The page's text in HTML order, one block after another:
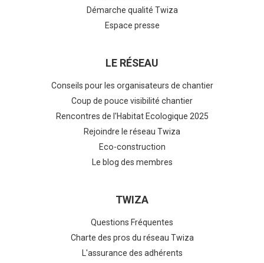
Démarche qualité Twiza
Espace presse
LE RÉSEAU
Conseils pour les organisateurs de chantier
Coup de pouce visibilité chantier
Rencontres de l'Habitat Ecologique 2025
Rejoindre le réseau Twiza
Eco-construction
Le blog des membres
TWIZA
Questions Fréquentes
Charte des pros du réseau Twiza
L'assurance des adhérents